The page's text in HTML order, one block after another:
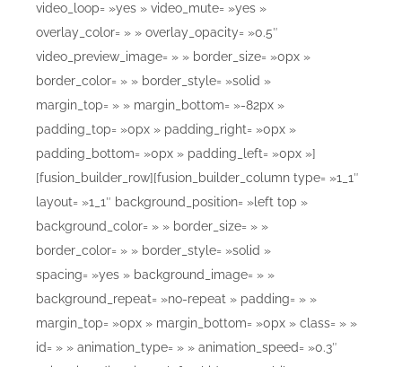
video_loop= »yes » video_mute= »yes »
overlay_color= » » overlay_opacity= »0.5″
video_preview_image= » » border_size= »0px »
border_color= » » border_style= »solid »
margin_top= » » margin_bottom= »-82px »
padding_top= »0px » padding_right= »0px »
padding_bottom= »0px » padding_left= »0px »]
[fusion_builder_row][fusion_builder_column type= »1_1″
layout= »1_1″ background_position= »left top »
background_color= » » border_size= » »
border_color= » » border_style= »solid »
spacing= »yes » background_image= » »
background_repeat= »no-repeat » padding= » »
margin_top= »0px » margin_bottom= »0px » class= » »
id= » » animation_type= » » animation_speed= »0.3″